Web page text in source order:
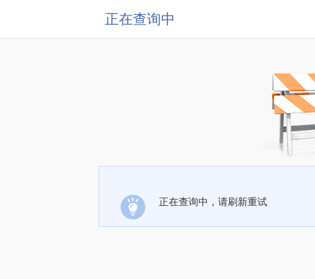
正在查询中
正在查询中，请刷新重试